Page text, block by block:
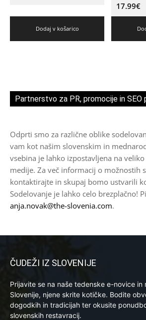
Dodaj v košarico
17.99€
Partnerstvo za PR, promocije in SEO
Odprti smo za različne oblike
vam kot našim slovenskim in
vsebina je lahko izpostavljena na
medije. Za več informacij o možnostih
kontaktirajte in skupaj bomo ustvarili
Sodelovanje je lahko celo brezplačno!
anja.novak@the-slovenia.com.
ČUDEŽI IZ SLOVENIJE
Prijavite se na naše tedenske e-novice in
Slovenije, njene skrite kotičke. Bodite
dogodkih in tradicijah ter okusite
slovenskih restavracij.